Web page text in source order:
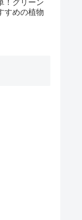
！グリーン
すめの植物